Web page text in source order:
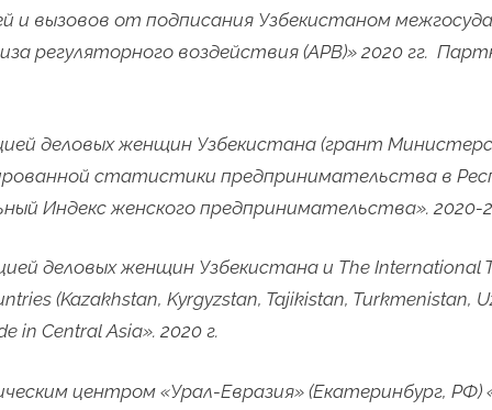
вызовов от подписания Узбекистаном
регуляторного воздействия (АРВ)» 2020 гг.
деловых женщин Узбекистана (грант
статистики предпринимательства в
Индекс женского предпринимательства». 2020-
деловых женщин Узбекистана и The International
(Kazakhstan, Kyrgyzstan, Tajikistan, Turkmenistan,
in Central Asia».2020 г.
центром «Урал-Евразия» (Екатеринбург, РФ)